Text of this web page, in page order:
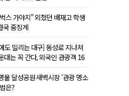
스 가야지" 외쳤던 배재고 학생
국 중징계
도 밀리는 대구] 동성로 지나쳐
대는 꼭 간다, 외국인 관광객 16
물 달성공원 새벽시장 '관광 명소
은?